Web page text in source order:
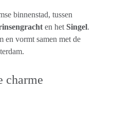
binnenstad, tussen
en het Singel.
en vormt samen met de
charme